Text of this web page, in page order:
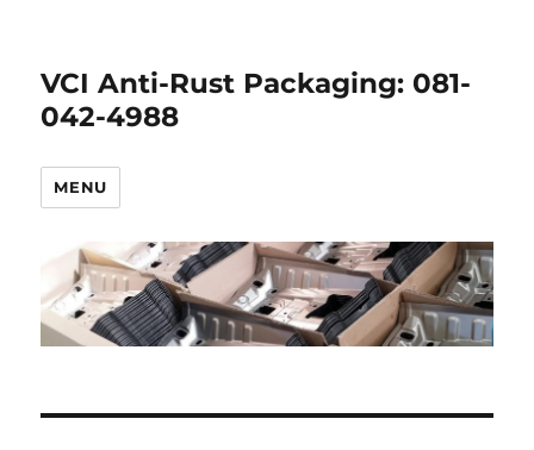
VCI Anti-Rust Packaging: ‭081-
042-4988
MENU